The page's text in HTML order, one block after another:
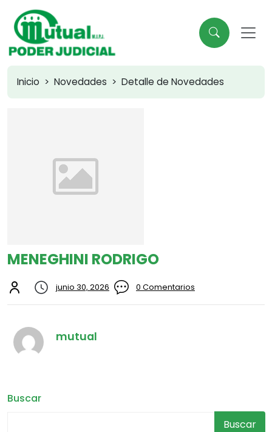
Buscar
Buscar
Inicio Novedades Detalle de Novedades
MENEGHINI RODRIGO
junio 30, 2026 0 Comentarios
mutual